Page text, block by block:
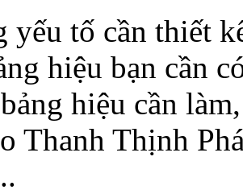
yếu tố cần thiết
hiệu bạn cần
hiệu cần
Thanh Thịnh